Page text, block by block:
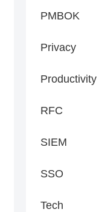
PMBOK
Privacy
Productivity
RFC
SIEM
SSO
Tech